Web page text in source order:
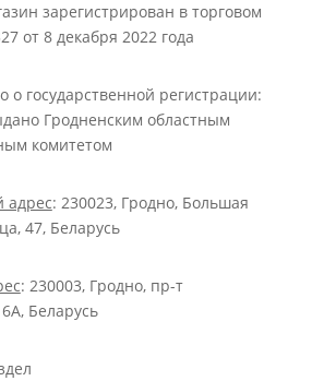
зарегистрирован в торговом
от 8 декабря 2022 года
о государственной регистрации:
Гродненским областным
комитетом
адрес: 230023, Гродно, Большая
47, Беларусь
: 230003, Гродно, пр-т
Беларусь